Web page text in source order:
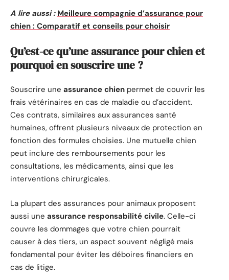
A lire aussi : Meilleure compagnie d’assurance pour
chien : Comparatif et conseils pour choisir
Qu’est-ce qu’une assurance pour chien et
pourquoi en souscrire une ?
Souscrire une assurance chien permet de couvrir les
frais vétérinaires en cas de maladie ou d’accident.
Ces contrats, similaires aux assurances santé
humaines, offrent plusieurs niveaux de protection en
fonction des formules choisies. Une mutuelle chien
peut inclure des remboursements pour les
consultations, les médicaments, ainsi que les
interventions chirurgicales.
La plupart des assurances pour animaux proposent
aussi une assurance responsabilité civile. Celle-ci
couvre les dommages que votre chien pourrait
causer à des tiers, un aspect souvent négligé mais
fondamental pour éviter les déboires financiers en
cas de litige.